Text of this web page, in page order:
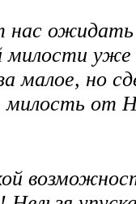
ожидать
милости
малое, но
милость от